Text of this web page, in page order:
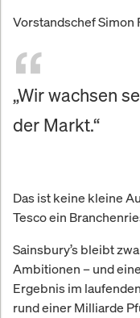
Vorstandschef
„Wir wachsen
der Markt.“
Das ist keine kleine
Tesco ein
Sainsbury’s bleibt
Ambitionen – und
Ergebnis im
rund einer Milliarde